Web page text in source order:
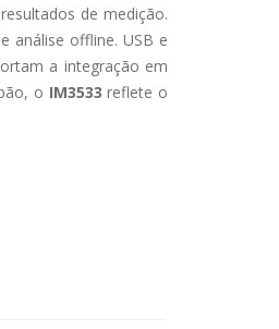
de medição.
análise offline. USB e
a integração em
o IM3533 reflete o